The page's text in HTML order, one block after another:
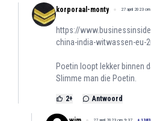
korporaal-monty 27 april 2023
https://
china-india-witwassen-eu-
Poetin loopt lekker binnen
Slimme man die Poetin.
2+ Antwoord